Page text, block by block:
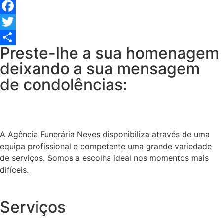
Facebook
Twitter
Share
Preste-lhe a sua homenagem
deixando a sua mensagem
de condolências:
A Agência Funerária Neves disponibiliza através de uma
equipa profissional e competente uma grande variedade
de serviços. Somos a escolha ideal nos momentos mais
difíceis.
Serviços